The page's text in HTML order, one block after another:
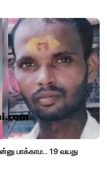
பாக்காம.. 19 வயது